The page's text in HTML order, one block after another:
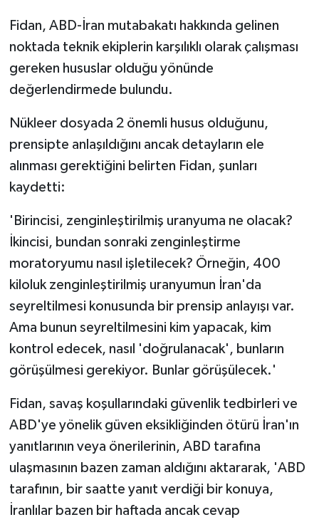
Fidan, ABD-İran mutabakatı hakkında gelinen
noktada teknik ekiplerin karşılıklı olarak çalışması
gereken hususlar olduğu yönünde
değerlendirmede bulundu.
Nükleer dosyada 2 önemli husus olduğunu,
prensipte anlaşıldığını ancak detayların ele
alınması gerektiğini belirten Fidan, şunları
kaydetti:
'Birincisi, zenginleştirilmiş uranyuma ne olacak?
İkincisi, bundan sonraki zenginleştirme
moratoryumu nasıl işletilecek? Örneğin, 400
kiloluk zenginleştirilmiş uranyumun İran'da
seyreltilmesi konusunda bir prensip anlayışı var.
Ama bunun seyreltilmesini kim yapacak, kim
kontrol edecek, nasıl 'doğrulanacak', bunların
görüşülmesi gerekiyor. Bunlar görüşülecek.'
Fidan, savaş koşullarındaki güvenlik tedbirleri ve
ABD'ye yönelik güven eksikliğinden ötürü İran'ın
yanıtlarının veya önerilerinin, ABD tarafına
ulaşmasının bazen zaman aldığını aktararak, 'ABD
tarafının, bir saatte yanıt verdiği bir konuya,
İranlılar bazen bir haftada ancak cevap